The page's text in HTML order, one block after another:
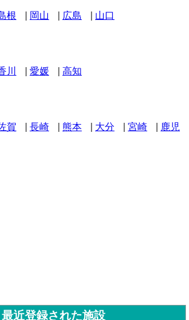
根 岡山 広島 山口
川 愛媛 高知
賀 長崎 熊本 大分 宮崎 鹿児
最近登録された施設